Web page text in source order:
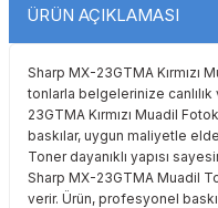
ÜRÜN AÇIKLAMASI
Sharp MX-23GTMA Kırmızı
tonlarla belgelerinize canlılık
23GTMA Kırmızı Muadil
baskılar, uygun maliyetle
Toner dayanıklı yapısı
Sharp MX-23GTMA Muadil
verir. Ürün, profesyonel